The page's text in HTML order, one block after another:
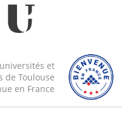
et
de Toulouse
en France